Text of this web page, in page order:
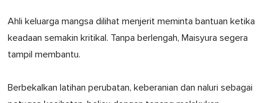
Ahli keluarga mangsa dilihat menjerit meminta bantuan ketika
keadaan semakin kritikal. Tanpa berlengah, Maisyura segera
tampil membantu.
Berbekalkan latihan perubatan, keberanian dan naluri sebagai